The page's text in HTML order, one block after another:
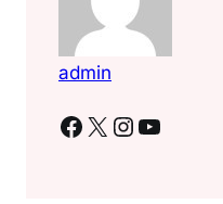
admin
Facebook X Instagram YouTube